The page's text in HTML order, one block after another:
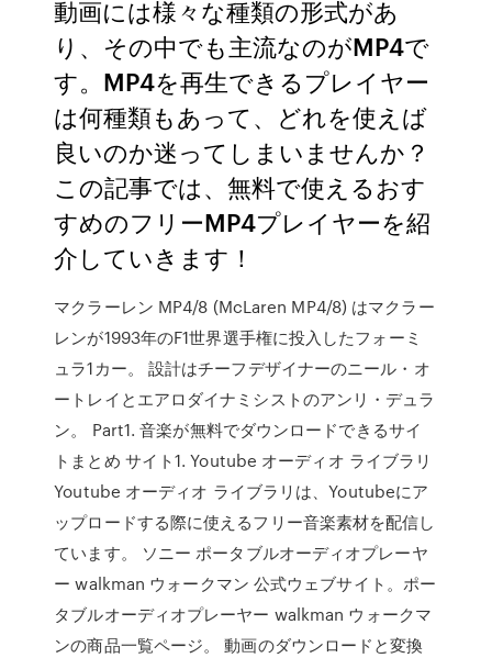
動画には様々な種類の形式があ
り、その中でも主流なのがMP4で
す。MP4を再生できるプレイヤー
は何種類もあって、どれを使えば
良いのか迷ってしまいませんか？
この記事では、無料で使えるおす
すめのフリーMP4プレイヤーを紹
介していきます！
マクラーレン MP4/8 (McLaren MP4/8) はマクラー
レンが1993年のF1世界選手権に投入したフォーミ
ュラ1カー。 設計はチーフデザイナーのニール・オ
ートレイとエアロダイナミシストのアンリ・デュラ
ン。 Part1. 音楽が無料でダウンロードできるサイ
トまとめ サイト1. Youtube オーディオ ライブラリ
Youtube オーディオ ライブラリは、Youtubeにア
ップロードする際に使えるフリー音楽素材を配信し
ています。 ソニー ポータブルオーディオプレーヤ
ー walkman ウォークマン 公式ウェブサイト。ポー
タブルオーディオプレーヤー walkman ウォークマ
ンの商品一覧ページ。 動画のダウンロードと変換